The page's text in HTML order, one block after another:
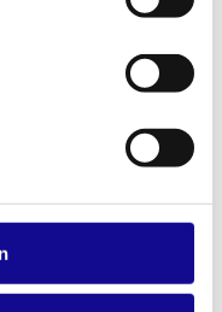
Transporter zur
– genau so muss
du immer einen